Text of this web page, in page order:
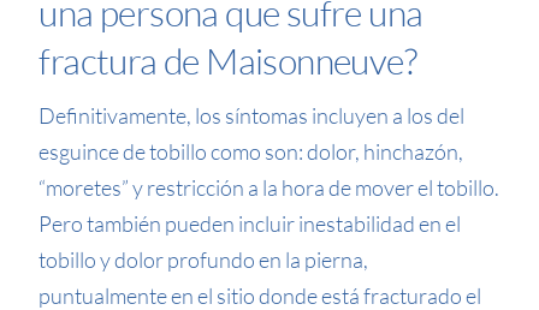
una persona que sufre una
fractura de Maisonneuve?
Definitivamente, los síntomas incluyen a los del
esguince de tobillo como son: dolor, hinchazón,
“moretes” y restricción a la hora de mover el tobillo.
Pero también pueden incluir inestabilidad en el
tobillo y dolor profundo en la pierna,
puntualmente en el sitio donde está fracturado el